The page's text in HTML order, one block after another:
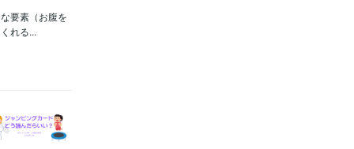
要素（お腹を
れる...